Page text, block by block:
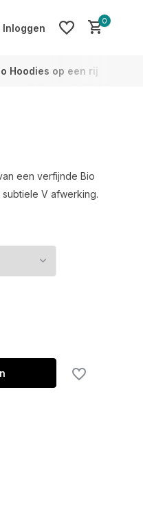
Inloggen
0
Hoodies op een rij
een verfijnde Bio
V afwerking.